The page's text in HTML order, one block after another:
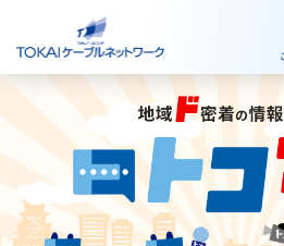
ご検討中のお客様
ご利用中のお客様